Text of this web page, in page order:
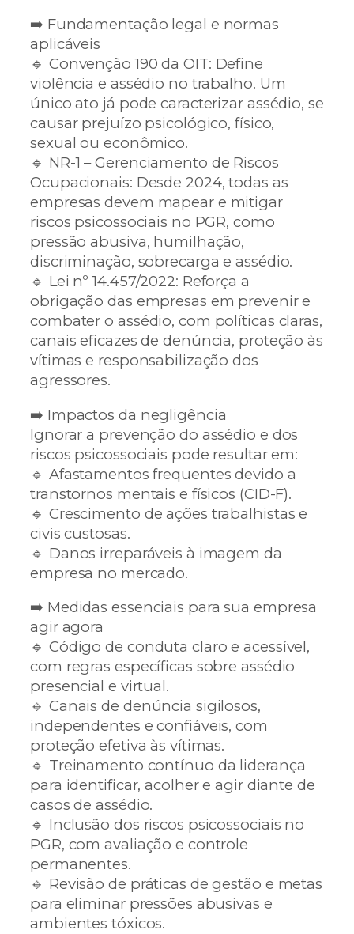
➡️ Fundamentação legal e normas
aplicáveis
🔹 Convenção 190 da OIT: Define
violência e assédio no trabalho. Um
único ato já pode caracterizar assédio, se
causar prejuízo psicológico, físico,
sexual ou econômico.
🔹 NR-1 – Gerenciamento de Riscos
Ocupacionais: Desde 2024, todas as
empresas devem mapear e mitigar
riscos psicossociais no PGR, como
pressão abusiva, humilhação,
discriminação, sobrecarga e assédio.
🔹 Lei nº 14.457/2022: Reforça a
obrigação das empresas em prevenir e
combater o assédio, com políticas claras,
canais eficazes de denúncia, proteção às
vítimas e responsabilização dos
agressores.
➡️ Impactos da negligência
Ignorar a prevenção do assédio e dos
riscos psicossociais pode resultar em:
🔹 Afastamentos frequentes devido a
transtornos mentais e físicos (CID-F).
🔹 Crescimento de ações trabalhistas e
civis custosas.
🔹 Danos irreparáveis à imagem da
empresa no mercado.
➡️ Medidas essenciais para sua empresa
agir agora
🔹 Código de conduta claro e acessível,
com regras específicas sobre assédio
presencial e virtual.
🔹 Canais de denúncia sigilosos,
independentes e confiáveis, com
proteção efetiva às vítimas.
🔹 Treinamento contínuo da liderança
para identificar, acolher e agir diante de
casos de assédio.
🔹 Inclusão dos riscos psicossociais no
PGR, com avaliação e controle
permanentes.
🔹 Revisão de práticas de gestão e metas
para eliminar pressões abusivas e
ambientes tóxicos.